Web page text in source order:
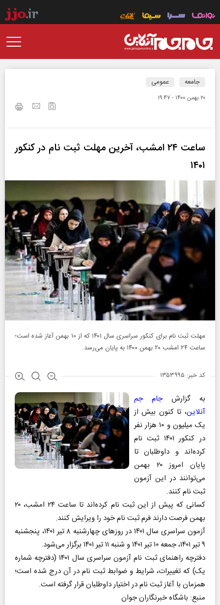
جامعه عمومی
۲۰ بهمن ۱۴۰۰ - ۱۹:۴۷
ساعت ۲۴ امشب، آخرین مهلت ثبت نام در کنکور
۱۴۰۱
مهلت ثبت نام برای کنکور سراسری سال ۱۴۰۱ که از ۱۰ بهمن آغاز شده است؛
ساعت ۲۴ امشب ۲۰ بهمن ۱۴۰۰ به پایان می‌رسد.
کد خبر: ۱۳۵۳۹۹۵
به گزارشجام جم
آنلاین، تا کنون بیش از
یک میلیون و ۱۰ هزار نفر
در کنکور ۱۴۰۱ ثبت نام
کرده‌اند و داوطلبان تا
پایان امروز ۲۰ بهمن
می‌توانند در این آزمون
ثبت نام کنند.
کسانی که پیش از این ثبت نام کرده‌اند تا ساعت ۲۴ امشب، ۲۰
بهمن فرصت دارند فرم ثبت نام خود را ویرایش کنند.
آزمون سراسری سال ۱۴۰۱ در روزهای چهارشنبه ۸ تیر ۱۴۰۱، پنجشنبه
۹ تیر ۱۴۰۱، جمعه ۱۰ تیر ۱۴۰۱ و شنبه ۱۱ تیر ۱۴۰۱ برگزار می‌شود.
دفترچه راهنمای ثبت نام آزمون سراسری سال ۱۴۰۱ (دفترچه شماره
یک) که تغییرات، شرایط و ضوابط ثبت نام در آن درج شده است؛
همزمان با آغاز ثبت نام در اختیار داوطلبان قرار گرفته است.
منبع: باشگاه خبرنگاران جوان